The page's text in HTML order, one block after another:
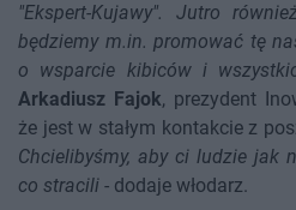
"Ekspert-Kujawy". Jutro
będziemy m.in. promować tę
o wsparcie kibiców i
Arkadiusz Fajok, prezydent
że jest w stałym kontakcie z
Chcielibyśmy, aby ci ludzie jak
co stracili - dodaje włodarz.